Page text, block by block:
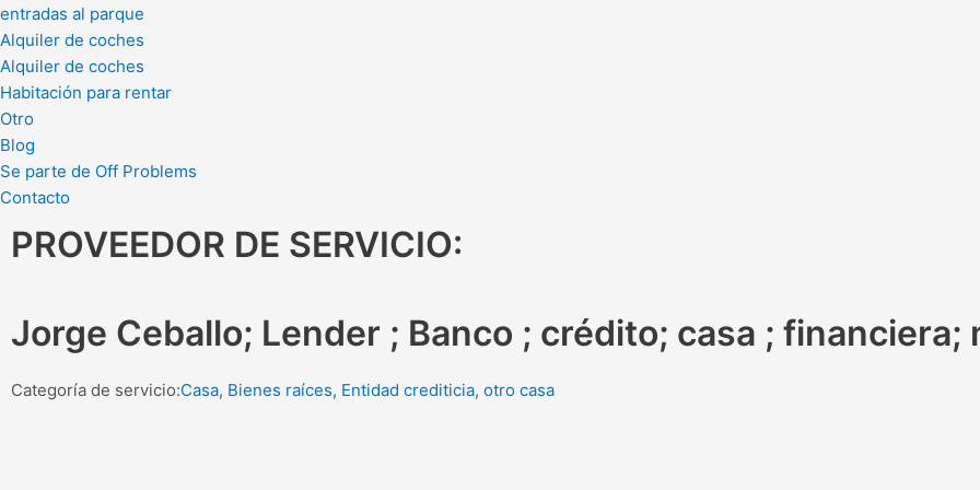
entradas al parque
Alquiler de coches
Alquiler de coches
Habitación para rentar
Otro
Blog
Se parte de Off Problems
Contacto
PROVEEDOR DE SERVICIO:
Jorge Ceballo; Lender ; Banco ; crédito; casa ; financiera;
Categoría de servicio:Casa, Bienes raíces, Entidad crediticia, otro casa